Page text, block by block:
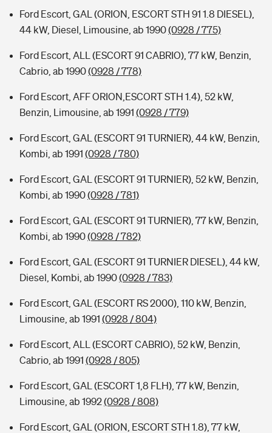
Ford Escort, GAL (ORION, ESCORT STH 91 1.8 DIESEL),
44 kW, Diesel, Limousine, ab 1990(0928 / 775)
Ford Escort, ALL (ESCORT 91 CABRIO), 77 kW, Benzin,
Cabrio, ab 1990(0928 / 778)
Ford Escort, AFF ORION,ESCORT STH 1.4), 52 kW,
Benzin, Limousine, ab 1991 (0928 / 779)
Ford Escort, GAL (ESCORT 91 TURNIER), 44 kW, Benzin,
Kombi, ab 1991 (0928 / 780)
Ford Escort, GAL (ESCORT 91 TURNIER), 52 kW, Benzin,
Kombi, ab 1990(0928 / 781)
Ford Escort, GAL (ESCORT 91 TURNIER), 77 kW, Benzin,
Kombi, ab 1990(0928 / 782)
Ford Escort, GAL (ESCORT 91 TURNIER DIESEL), 44 kW,
Diesel, Kombi, ab 1990(0928 / 783)
Ford Escort, GAL (ESCORT RS 2000), 110 kW, Benzin,
Limousine, ab 1991 (0928 / 804)
Ford Escort, ALL (ESCORT CABRIO), 52 kW, Benzin,
Cabrio, ab 1991 (0928 / 805)
Ford Escort, GAL (ESCORT 1,8 FLH), 77 kW, Benzin,
Limousine, ab 1992(0928 / 808)
Ford Escort, GAL (ORION, ESCORT STH 1.8), 77 kW,